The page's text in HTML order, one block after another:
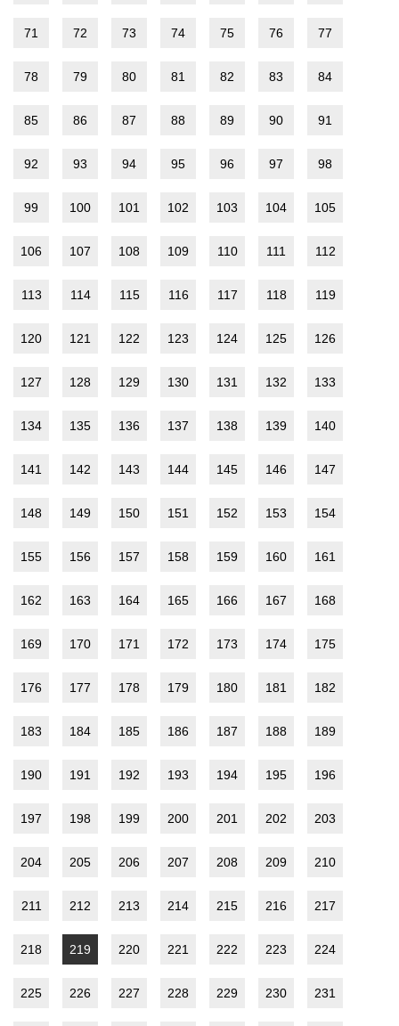
71 72 73 74 75 76 77
78 79 80 81 82 83 84
85 86 87 88 89 90 91
92 93 94 95 96 97 98
99 100 101 102 103 104 105
106 107 108 109 110 111 112
113 114 115 116 117 118 119
120 121 122 123 124 125 126
127 128 129 130 131 132 133
134 135 136 137 138 139 140
141 142 143 144 145 146 147
148 149 150 151 152 153 154
155 156 157 158 159 160 161
162 163 164 165 166 167 168
169 170 171 172 173 174 175
176 177 178 179 180 181 182
183 184 185 186 187 188 189
190 191 192 193 194 195 196
197 198 199 200 201 202 203
204 205 206 207 208 209 210
211 212 213 214 215 216 217
218 219 220 221 222 223 224
225 226 227 228 229 230 231